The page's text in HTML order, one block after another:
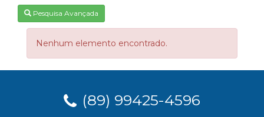
Pesquisa Avançada
Nenhum elemento encontrado.
(89) 99425-4596